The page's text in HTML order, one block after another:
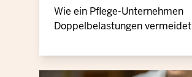
Wie ein Pflege-Unternehmen
Doppelbelastungen vermeidet